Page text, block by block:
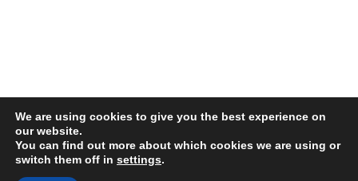
We are using cookies to give you the best experience on
our website.
You can find out more about which cookies we are using or
switch them off in settings.